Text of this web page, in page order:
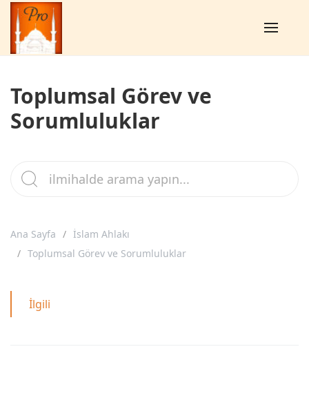
Toplumsal Görev ve
Sorumluluklar
Ana Sayfa
İslam Ahlakı
Toplumsal Görev ve Sorumluluklar
İlgili